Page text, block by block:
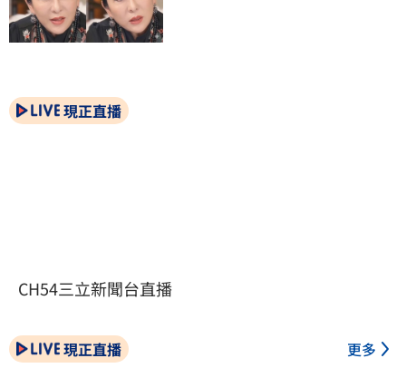
現正直播
CH54三立新聞台直播
現正直播 更多